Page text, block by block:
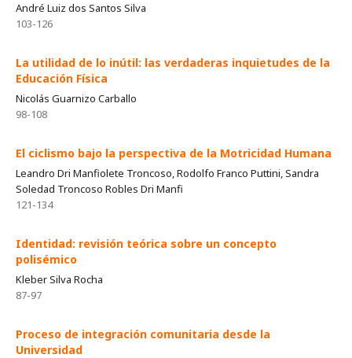
André Luiz dos Santos Silva
103-126
La utilidad de lo inútil: las verdaderas inquietudes de la
Educación Física
Nicolás Guarnizo Carballo
98-108
El ciclismo bajo la perspectiva de la Motricidad Humana
Leandro Dri Manfiolete Troncoso, Rodolfo Franco Puttini, Sandra
Soledad Troncoso Robles Dri Manfi
121-134
Identidad: revisión teórica sobre un concepto
polisémico
Kleber Silva Rocha
87-97
Proceso de integración comunitaria desde la
Universidad